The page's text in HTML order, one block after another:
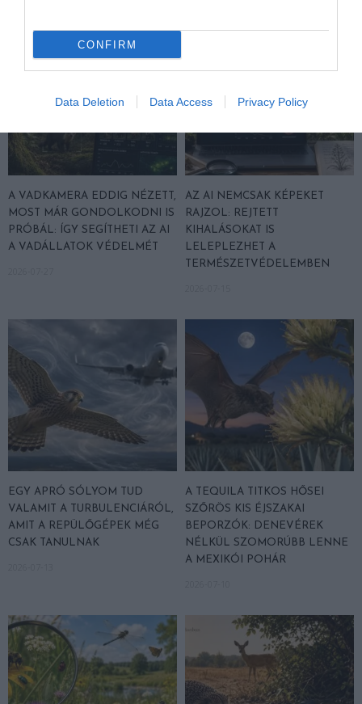
CONFIRM
Data Deletion Data Access Privacy Policy
A VADKAMERA EDDIG NÉZETT,
MOST MÁR GONDOLKODNI IS
PRÓBÁL: ÍGY SEGÍTHETI AZ AI
A VADÁLLATOK VÉDELMÉT
AZ AI NEMCSAK KÉPEKET
RAJZOL: REJTETT
KIHALÁSOKAT IS
LELEPLEZHET A
TERMÉSZETVÉDELEMBEN
EGY APRÓ SÓLYOM TUD
VALAMIT A TURBULENCIÁRÓL,
AMIT A REPÜLŐGÉPEK MÉG
CSAK TANULNAK
A TEQUILA TITKOS HŐSEI
SZŐRÖS KIS ÉJSZAKAI
BEPORZÓK: DENEVÉREK
NÉLKÜL SZOMORÚBB LENNE
A MEXIKÓI POHÁR